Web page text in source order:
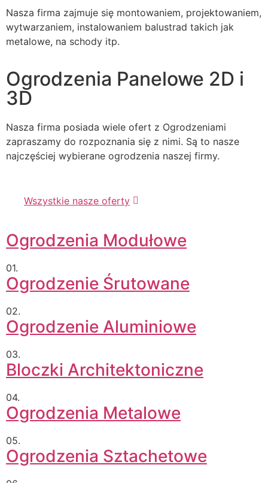
Nasza firma zajmuje się montowaniem, projektowaniem,
wytwarzaniem, instalowaniem balustrad takich jak
metalowe, na schody itp.
Ogrodzenia Panelowe 2D i
3D
Nasza firma posiada wiele ofert z Ogrodzeniami
zapraszamy do rozpoznania się z nimi. Są to nasze
najczęściej wybierane ogrodzenia naszej firmy.
Wszystkie nasze oferty
Ogrodzenia Modułowe
01.
Ogrodzenie Śrutowane
02.
Ogrodzenie Aluminiowe
03.
Bloczki Architektoniczne
04.
Ogrodzenia Metalowe
05.
Ogrodzenia Sztachetowe